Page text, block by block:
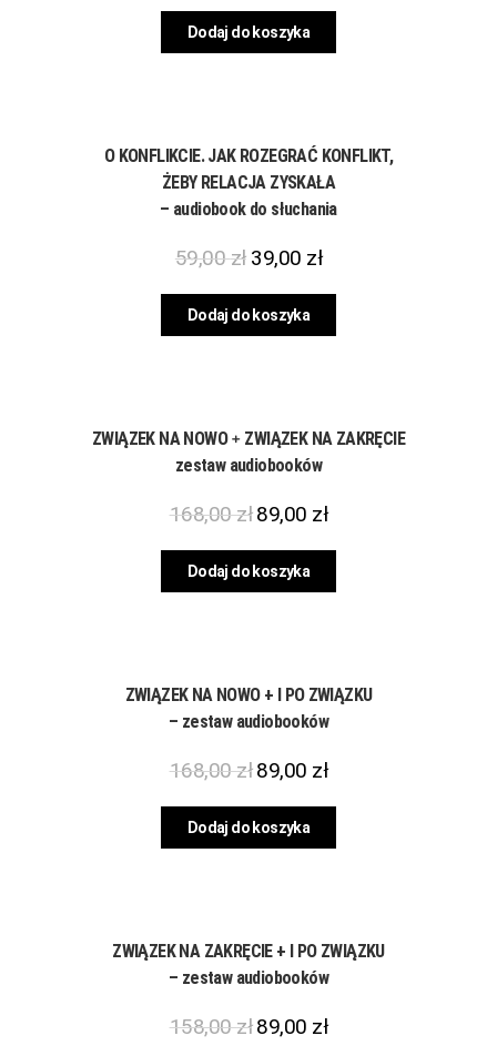
Dodaj do koszyka
O KONFLIKCIE. JAK ROZEGRAĆ KONFLIKT,
ŻEBY RELACJA ZYSKAŁA
– audiobook do słuchania
59,00zł 39,00 zł
Dodaj do koszyka
ZWIĄZEK NA NOWO﹢ZWIĄZEK NA ZAKRĘCIE
zestaw audiobooków
168,00zł 89,00 zł
Dodaj do koszyka
ZWIĄZEK NA NOWO + I PO ZWIĄZKU
– zestaw audiobooków
168,00zł 89,00 zł
Dodaj do koszyka
ZWIĄZEK NA ZAKRĘCIE + I PO ZWIĄZKU
– zestaw audiobooków
158,00zł 89,00 zł